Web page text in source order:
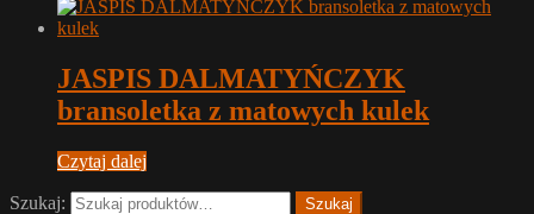
JASPIS DALMATYŃCZYK
bransoletka z matowych kulek
Czytaj dalej
Szukaj: Szukaj